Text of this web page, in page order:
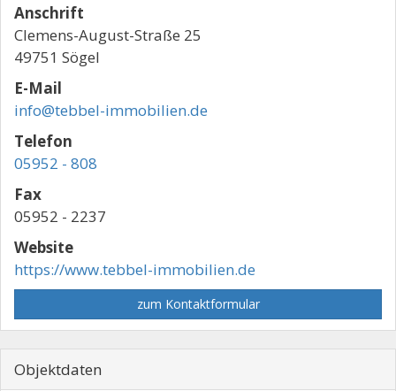
Anschrift
Clemens-August-Straße 25
49751 Sögel
E-Mail
info@tebbel-immobilien.de
Telefon
05952 - 808
Fax
05952 - 2237
Website
https://www.tebbel-immobilien.de
zum Kontaktformular
Objektdaten